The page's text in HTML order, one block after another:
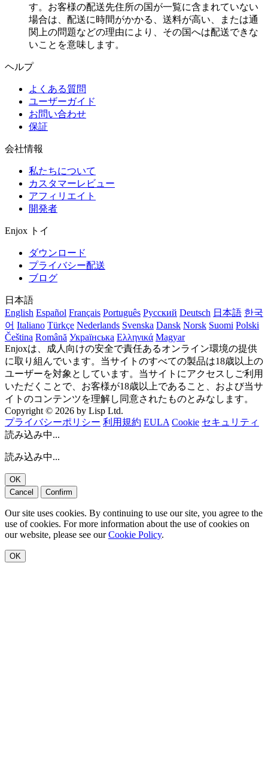
す。お客様の配送先住所の国が一覧に含まれていない
場合は、配送に時間がかかる、送料が高い、または通
関上の問題などの理由により、その国へは配送できな
いことを意味します。
ヘルプ
よくある質問
ユーザーガイド
お問い合わせ
保証
会社情報
私たちについて
カスタマーレビュー
アフィリエイト
開発者
Enjox トイ
ダウンロード
プライバシー配送
ブログ
日本語
English Español Français Português Русский Deutsch 日本語 한국
어 Italiano Türkçe Nederlands Svenska Dansk Norsk Suomi Polski
Čeština Română Українська Ελληνικά Magyar
Enjoxは、成人向けの安全で責任あるオンライン環境の提供
に取り組んでいます。当サイトのすべての製品は18歳以上の
ユーザーを対象としています。当サイトにアクセスしご利用
いただくことで、お客様が18歳以上であること、および当サ
イトのコンテンツを理解し同意されたものとみなします。
Copyright © 2026 by Lisp Ltd.
プライバシーポリシー 利用規約 EULA Cookie セキュリティ
読み込み中...
読み込み中...
OK
Cancel
Confirm
Our site uses cookies. By continuing to use our site, you agree to the
use of cookies. For more information about the use of cookies on
our website, please see ourCookie Policy.
OK